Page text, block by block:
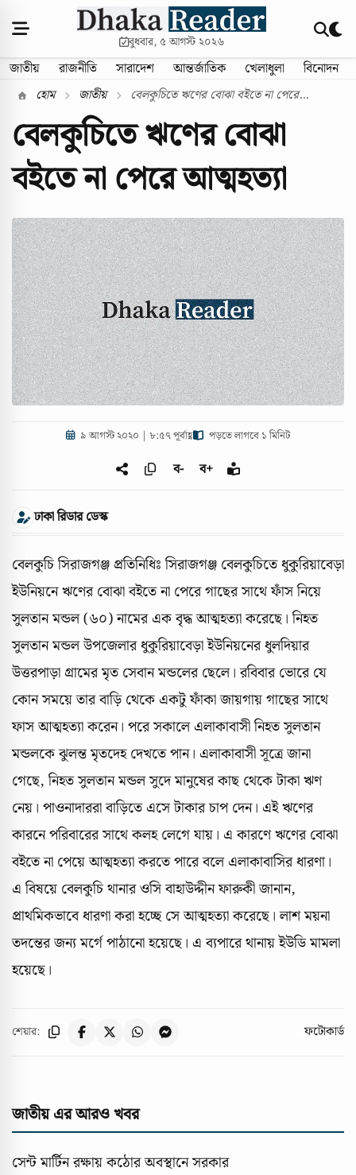
বুধবার, ৫ আগস্ট ২০২৬
জাতীয় রাজনীতি সারাদেশ আন্তর্জাতিক খেলাধুলা বিনোদন
হোম জাতীয় বেলকুচিতে ঋণের বোঝা বইতে না পেরে...
বেলকুচিতে ঋণের বোঝা
বইতে না পেরে আত্মহত্যা
৯ আগস্ট ২০২০ | ৮:৫৭ পূর্বাহ্ণ পড়তে লাগবে ১ মিনিট
ব- ব+
ঢাকা রিডার ডেস্ক
বেলকুচি সিরাজগঞ্জ প্রতিনিধিঃ সিরাজগঞ্জ বেলকুচিতে ধুকুরিয়াবেড়া
ইউনিয়নে ঋণের বোঝা বইতে না পেরে গাছের সাথে ফাঁস নিয়ে
সুলতান মন্ডল (৬০) নামের এক বৃদ্ধ আত্মহত্যা করেছে। নিহত
সুলতান মন্ডল উপজেলার ধুকুরিয়াবেড়া ইউনিয়নের ধুলদিয়ার
উত্তরপাড়া গ্রামের মৃত সেবান মন্ডলের ছেলে। রবিবার ভোরে যে
কোন সময়ে তার বাড়ি থেকে একটু ফাঁকা জায়গায় গাছের সাথে
ফাস আত্মহত্যা করেন। পরে সকালে এলাকাবাসী নিহত সুলতান
মন্ডলকে ঝুলন্ত মৃতদেহ দেখতে পান। এলাকাবাসী সূত্রে জানা
গেছে, নিহত সুলতান মন্ডল সুদে মানুষের কাছ থেকে টাকা ঋণ
নেয়। পাওনাদাররা বাড়িতে এসে টাকার চাপ দেন। এই ঋণের
কারনে পরিবারের সাথে কলহ লেগে যায়। এ কারণে ঋণের বোঝা
বইতে না পেয়ে আত্মহত্যা করতে পারে বলে এলাকাবাসির ধারণা।
এ বিষয়ে বেলকুচি থানার ওসি বাহাউদ্দীন ফারুকী জানান,
প্রাথমিকভাবে ধারণা করা হচ্ছে সে আত্মহত্যা করেছে। লাশ ময়না
তদন্তের জন্য মর্গে পাঠানো হয়েছে। এ ব্যপারে থানায় ইউডি মামলা
হয়েছে।
শেয়ার: ফটোকার্ড
জাতীয় এর আরও খবর
সেন্ট মার্টিন রক্ষায় কঠোর অবস্থানে সরকার